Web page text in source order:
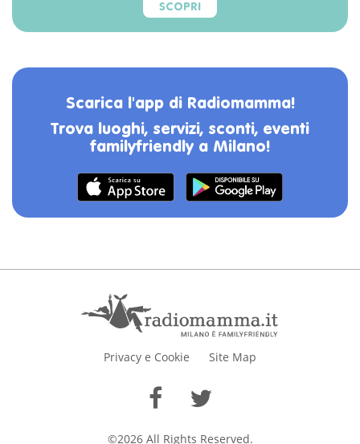
SCOPRI
Scarica l'app di Radiomamma!
Trova luoghi, servizi, sconti, eventi
familyfriendly a Milano!
Privacy e Cookie Site Map
©2026 All Rights Reserved.